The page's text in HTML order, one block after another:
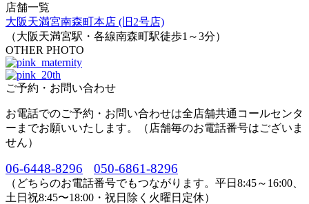
店舗一覧
大阪天満宮南森町本店 (旧2号店)
（大阪天満宮駅・各線南森町駅徒歩1～3分）
OTHER PHOTO
ご予約・お問い合わせ
お電話でのご予約・お問い合わせは全店舗共通コールセンタ
ーまでお願いいたします。（店舗毎のお電話番号はございま
せん）
06-6448-8296 050-6861-8296
（どちらのお電話番号でもつながります。平日8:45～16:00、
土日祝8:45〜18:00・祝日除く火曜日定休）